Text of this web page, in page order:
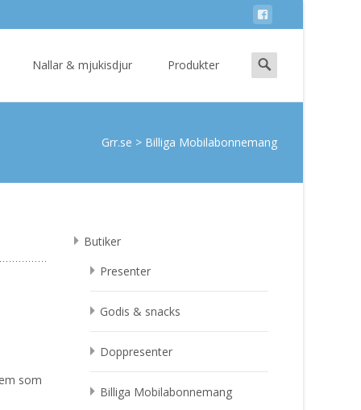
Nallar & mjukisdjur Produkter
Search
for:
Grr.se > Billiga Mobilabonnemang
som
Butiker
Presenter
Godis & snacks
Doppresenter
Billiga Mobilabonnemang